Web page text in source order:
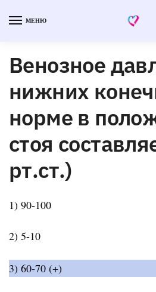
МЕНЮ
Венозное
нижних
норме в
стоя
рт.ст.)
1) 90-100
2) 5-10
3) 60-70 (+)